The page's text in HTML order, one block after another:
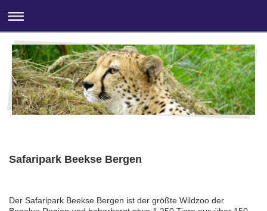
Safaripark Beekse Bergen
Der Safaripark Beekse Bergen ist der größte Wildzoo der